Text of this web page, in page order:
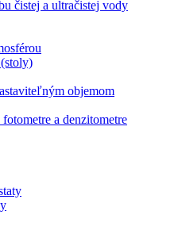
čistej a ultračistej vody
objemom
a denzitometre